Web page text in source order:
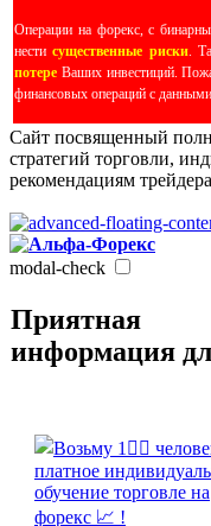
Операции на форекс, с
нестисущественные риски.
потере Ваших инвестиций.
финансовых операций с
Сайт посвященный
стратегий торговли,
рекомендациям
modal-check
Приятная
информация